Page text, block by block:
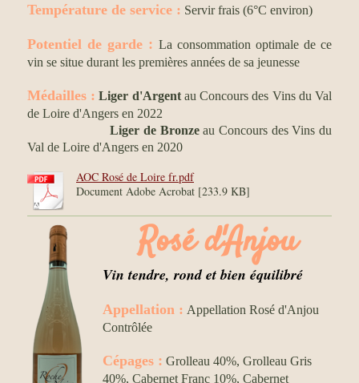
Température de service : Servir frais (6°C environ)
Potentiel de garde : La consommation optimale de ce
vin se situe durant les premières années de sa jeunesse
Médailles : Liger d'Argentau Concours des Vins du Val
de Loire d'Angers en 2022
Liger de Bronzeau Concours des Vins du
Val de Loire d'Angers en 2020
AOC Rosé de Loire fr.pdf
Document Adobe Acrobat [233.9 KB]
Rosé d'Anjou
Vin tendre, rond et bien équilibré
Appellation : Appellation Rosé d'Anjou
Contrôlée
Cépages : Grolleau 40%, Grolleau Gris
40%, Cabernet Franc 10%, Cabernet